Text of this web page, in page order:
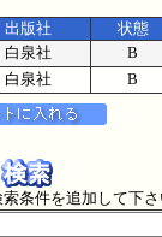
出版社 状態
白泉社 B
白泉社 B
条件を追加して下さ